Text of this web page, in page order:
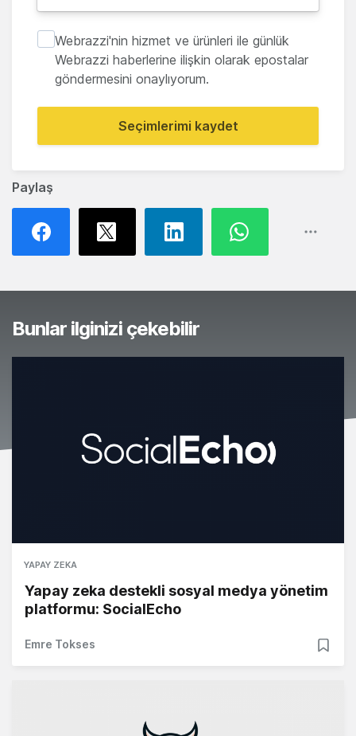
Paylaş
Webrazzi'nin hizmet ve ürünleri ile günlük
Webrazzi haberlerine ilişkin olarak epostalar
göndermesini onaylıyorum.
Seçimlerimi kaydet
Bunlar ilginizi çekebilir
YAPAY ZEKA
Yapay zeka destekli sosyal medya yönetim
platformu: SocialEcho
Emre Tokses